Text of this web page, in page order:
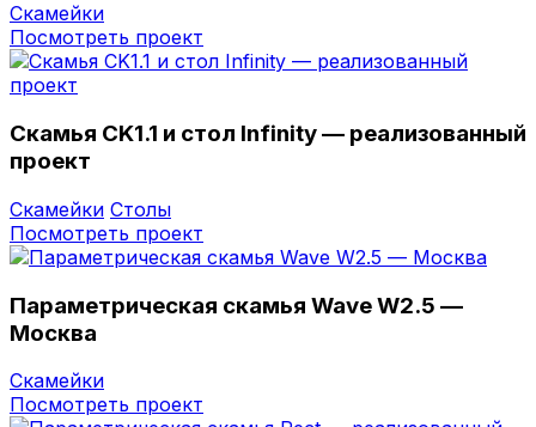
Скамейки
Посмотреть проект
Скамья CK1.1 и стол Infinity — реализованный
проект
Скамейки Столы
Посмотреть проект
Параметрическая скамья Wave W2.5 —
Москва
Скамейки
Посмотреть проект